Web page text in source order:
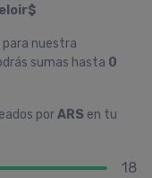
nuestra
sumas hasta 0
porARS en tu
18